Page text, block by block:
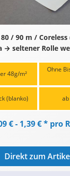
/ 90 m /
→ seltener Rolle
48g/m²
Ohne
(blanko)
€ - 1,39 € * pro
Direkt zum